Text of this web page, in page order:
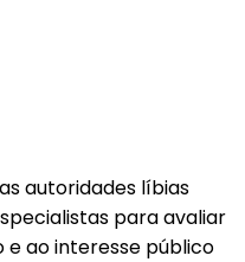
autoridades líbias
para avaliar
e ao interesse público